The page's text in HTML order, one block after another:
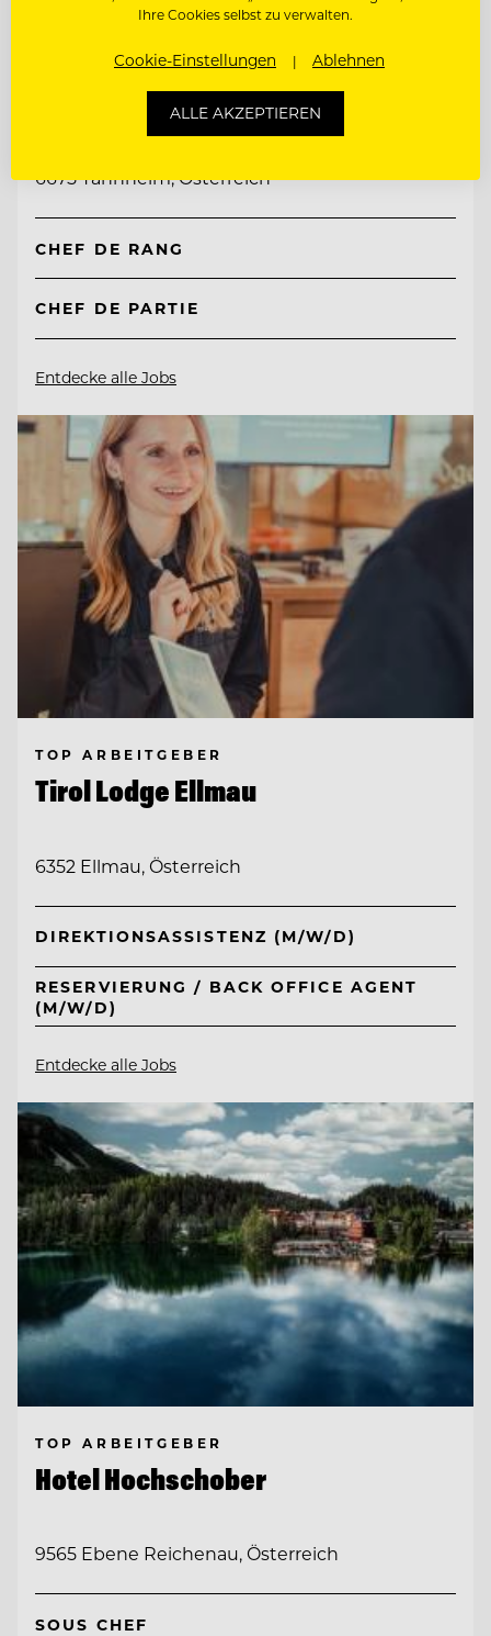
TOP ARBEITGEBER
Natur- & Biohotel Bergzeit
6675 Tannheim, Österreich
CHEF DE RANG
CHEF DE PARTIE
Entdecke alle Jobs
TOP ARBEITGEBER
Tirol Lodge Ellmau
6352 Ellmau, Österreich
DIREKTIONSASSISTENZ (M/W/D)
RESERVIERUNG / BACK OFFICE AGENT
(M/W/D)
Entdecke alle Jobs
TOP ARBEITGEBER
Hotel Hochschober
9565 Ebene Reichenau, Österreich
SOUS CHEF
Ihre Cookies selbst zu verwalten.
Cookie-Einstellungen Ablehnen
ALLE AKZEPTIEREN